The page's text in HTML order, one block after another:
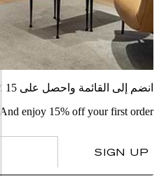
انضم إلى القائمة واحصل على 15 ٪ من طلبك الأول
And enjoy 15% off your first order.
SIGN UP